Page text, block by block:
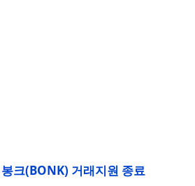
크(BONK) 거래지원 종료